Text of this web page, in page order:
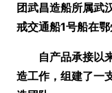
团武昌造船所属武
戒交通船1号船在鄂
自产品承接以
造工作，组建了一